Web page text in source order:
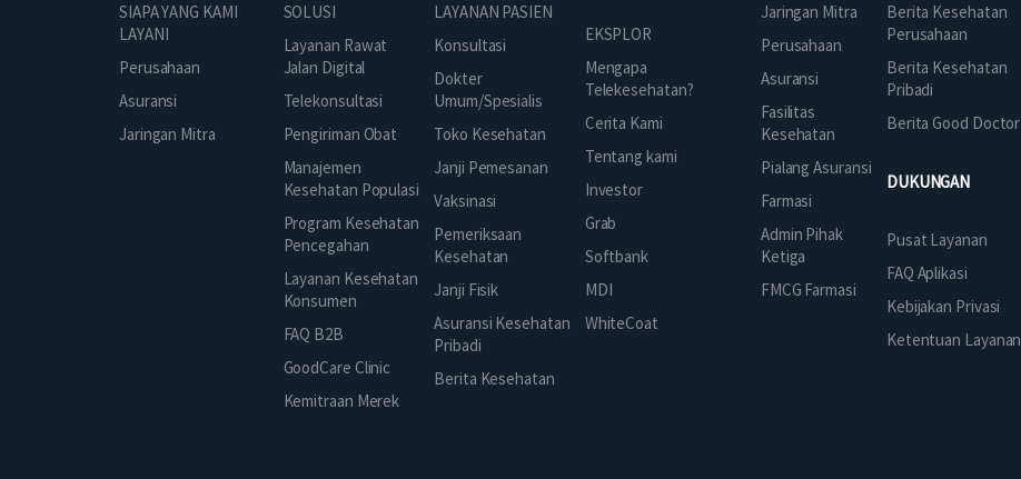
SIAPA YANG KAMI
LAYANI
Perusahaan
Asuransi
Jaringan Mitra
SOLUSI
Layanan Rawat
Jalan Digital
Telekonsultasi
Pengiriman Obat
Manajemen
Kesehatan Populasi
Program Kesehatan
Pencegahan
Layanan Kesehatan
Konsumen
FAQ B2B
GoodCare Clinic
Kemitraan Merek
LAYANAN PASIEN
Konsultasi
Dokter
Umum/Spesialis
Toko Kesehatan
Janji Pemesanan
Vaksinasi
Pemeriksaan
Kesehatan
Janji Fisik
Asuransi Kesehatan
Pribadi
Berita Kesehatan
EKSPLOR
Mengapa
Telekesehatan?
Cerita Kami
Tentang kami
Investor
Grab
Softbank
MDI
WhiteCoat
Jaringan Mitra
Perusahaan
Asuransi
Fasilitas
Kesehatan
Pialang Asuransi
Farmasi
Admin Pihak
Ketiga
FMCG Farmasi
Berita Kesehatan
Perusahaan
Berita Kesehatan
Pribadi
Berita Good Doctor
DUKUNGAN
Pusat Layanan
FAQ Aplikasi
Kebijakan Privasi
Ketentuan Layanan